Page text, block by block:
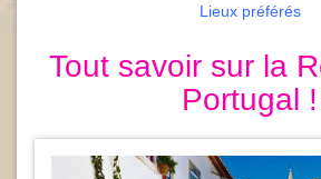
Lieux préférés
Tout savoir sur la
Portugal !